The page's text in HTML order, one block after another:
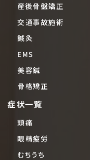
産後骨盤矯正
交通事故施術
鍼灸
EMS
美容鍼
骨格矯正
症状一覧
頭痛
眼精疲労
むちうち